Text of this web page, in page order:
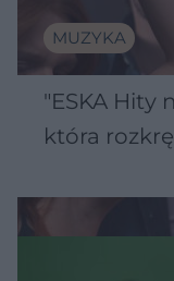
MUZYKA
"ESKA Hity
która